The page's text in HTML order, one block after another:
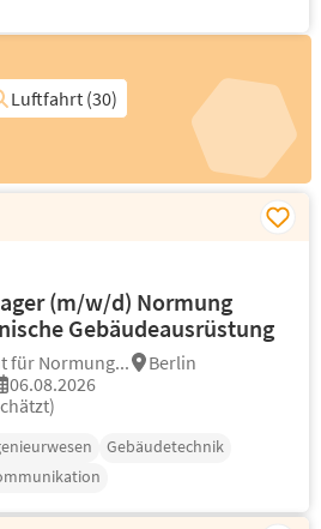
Luftfahrt (30)
(m/w/d) Normung
Gebäudeausrüstung
für Normung...
Berlin
06.08.2026
Gebäudetechnik